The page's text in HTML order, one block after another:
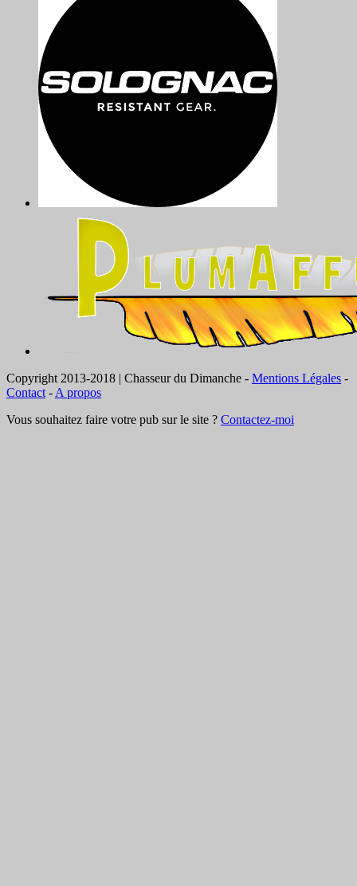
Copyright 2013-2018 | Chasseur du Dimanche - Mentions Légales -
Contact - A propos
Vous souhaitez faire votre pub sur le site ? Contactez-moi